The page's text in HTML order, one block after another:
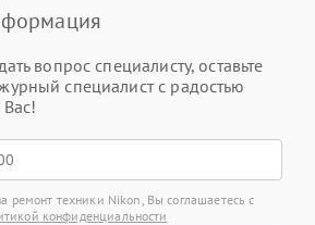
вопрос специалисту, оставьте
специалист с радостью
Вас!
ремонт техники Nikon, Вы соглашаетесь с
конфиденциальности